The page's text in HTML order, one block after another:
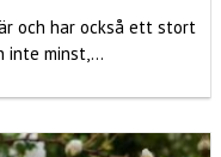
och har också ett stort
inte minst,...